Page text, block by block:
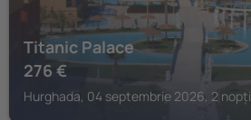
Titanic Palace
276 €
Hurghada, 04 septembrie 2026, 2 nopți